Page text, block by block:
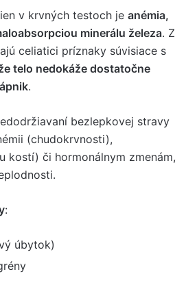
v krvných testoch je anémia,
minerálu železa. Z
celiatici príznaky súvisiace s
telo nedokáže dostatočne
.
bezlepkovej stravy
(chudokrvnosti),
kostí) či hormonálnym zmenám,
:
úbytok)